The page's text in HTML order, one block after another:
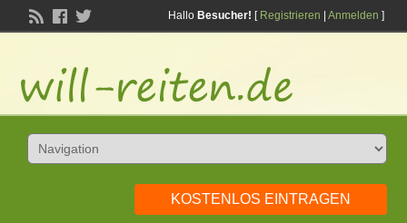
Hallo Besucher! [ Registrieren Anmelden ]
KOSTENLOS EINTRAGEN